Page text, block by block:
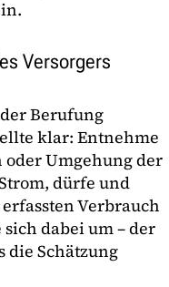
Versorgers
Berufung
klar: Entnehme
Umgehung der
dürfe und
Verbrauch
dabei um – der
die Schätzung